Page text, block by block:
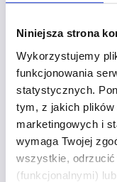
Niniejsza strona
Wykorzystujemy
funkcjonowania
statystycznych.
tym, z jakich
marketingowych i
wymaga Twojej
wszystkie,
(funkcjonalnymi)
pytania
Kim
i jaka
w